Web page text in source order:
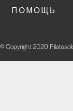
ПОМОЩЬ
© Copyright 2020